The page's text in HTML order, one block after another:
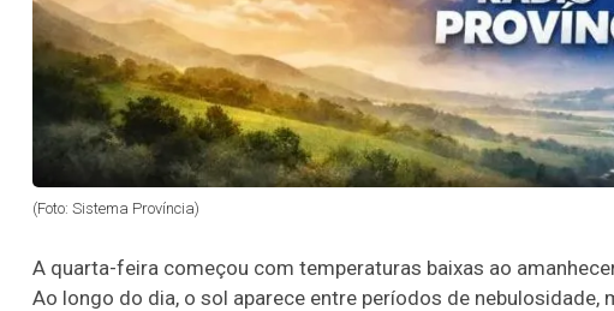
(Foto: Sistema Província)
A quarta-feira começou com temperaturas baixas ao
Ao longo do dia, o sol aparece entre períodos de